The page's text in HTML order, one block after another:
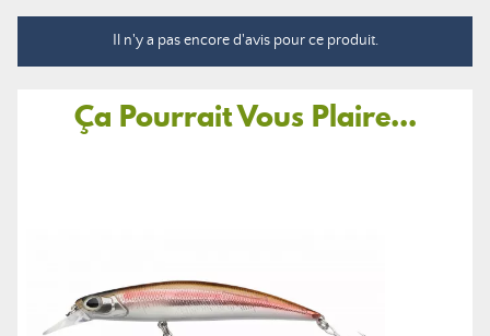
Il n'y a pas encore d'avis pour ce produit.
Ça Pourrait Vous Plaire...